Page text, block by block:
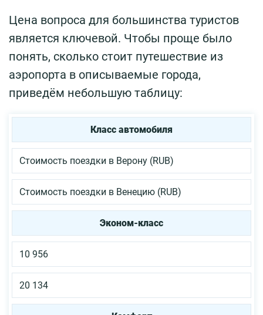
Цена вопроса для большинства туристов
является ключевой. Чтобы проще было
понять, сколько стоит путешествие из
аэропорта в описываемые города,
приведём небольшую таблицу:
Класс автомобиля
Стоимость поездки в Верону (RUB)
Стоимость поездки в Венецию (RUB)
Эконом-класс
10 956
20 134